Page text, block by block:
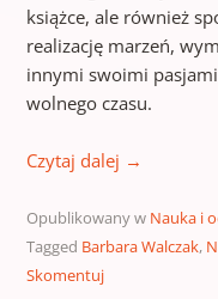
książce, ale również
realizację marzeń,
innymi swoimi
wolnego czasu.
Czytaj dalej →
Opublikowany w Nauka i
Tagged Barbara Walczak,
Skomentuj